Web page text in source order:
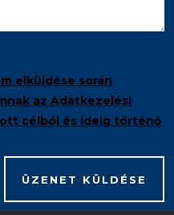
elküldése során
az Adatkezelési
célból és ideig történő
ÜZENET KÜLDÉSE